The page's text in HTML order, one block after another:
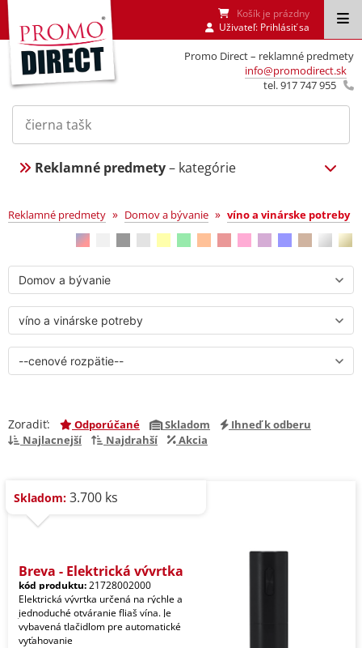
Promo Direct – reklamné predmety
info@promodirect.sk
tel. 917 747 955
Košík je prázdny
Uživateľ: Prihlásiť sa
Reklamné predmety– kategórie
víno a vinárske potreby
Reklamné predmety » Domov a bývanie » víno a vinárske potreby
Zoradiť: Odporúčané Skladom
Ihneď k odberu
Najlacnejší
Najdrahší Akcia
Skladom: 3.700 ks
Breya - Elektrická vývrtka
kód produktu:21728002000
Elektrická vývrtka určená na rýchle a
jednoduché otváranie fliaš vína. Je
vybavená tlačidlom pre automatické
vyťahovanie